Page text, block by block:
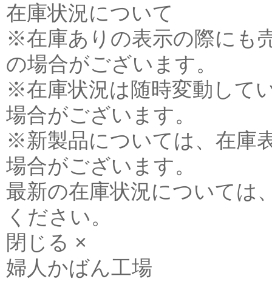
在庫状況について
※在庫ありの表示の際にも
の場合がございます。
※在庫状況は随時変動して
場合がございます。
※新製品については、在庫
場合がございます。
最新の在庫状況については
ください。
閉じる ×
婦人かばん工場